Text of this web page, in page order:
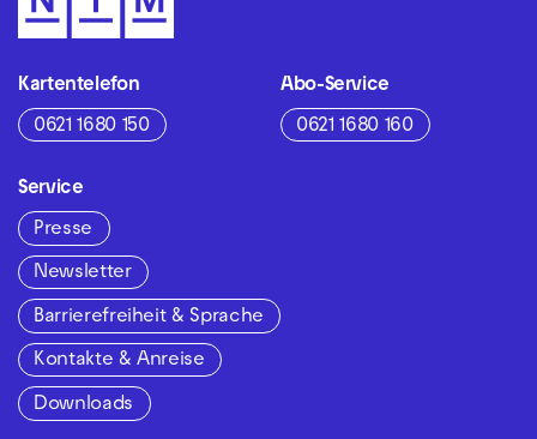
Kartentelefon
0621 1680 150
Abo-Service
0621 1680 160
Service
Presse
Newsletter
Barrierefreiheit & Sprache
Kontakte & Anreise
Downloads